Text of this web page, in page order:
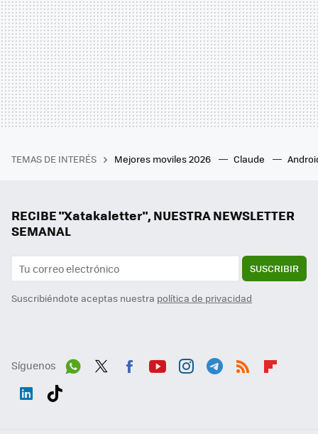
TEMAS DE INTERÉS Mejores moviles 2026 Claude
RECIBE "Xatakaletter", NUESTRA NEWSLETTER
SEMANAL
SUSCRIBIR
Suscribiéndote aceptas nuestra política de privacidad
Síguenos